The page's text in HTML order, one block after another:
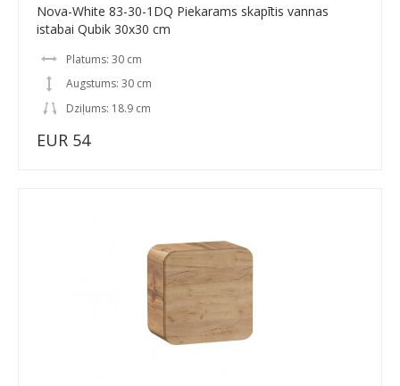
Nova-White 83-30-1DQ Piekarams skapītis vannas
istabai Qubik 30x30 cm
Platums: 30 cm
Augstums: 30 cm
Dziļums: 18.9 cm
EUR 54